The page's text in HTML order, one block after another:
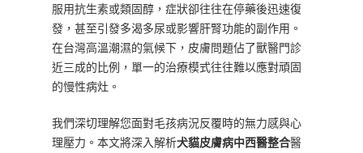
服用抗生素或類固醇，症狀卻往往在停藥後迅速復
發，甚至引發多渴多尿或影響肝腎功能的副作用。
在台灣高溫潮濕的氣候下，皮膚問題佔了獸醫門診
近三成的比例，單一的治療模式往往難以應對頑固
的慢性病灶。
我們深切理解您面對毛孩病況反覆時的無力感與心
理壓力。本文將深入解析犬貓皮膚病中西醫整合醫